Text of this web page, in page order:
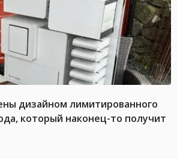
дизайном лимитированного
который наконец-то получит